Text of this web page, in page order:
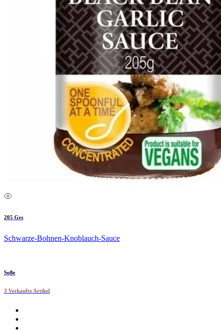
205 Grs
Schwarze-Bohnen-Knoblauch-Sauce
Soße
3 Verkaufte Artikel